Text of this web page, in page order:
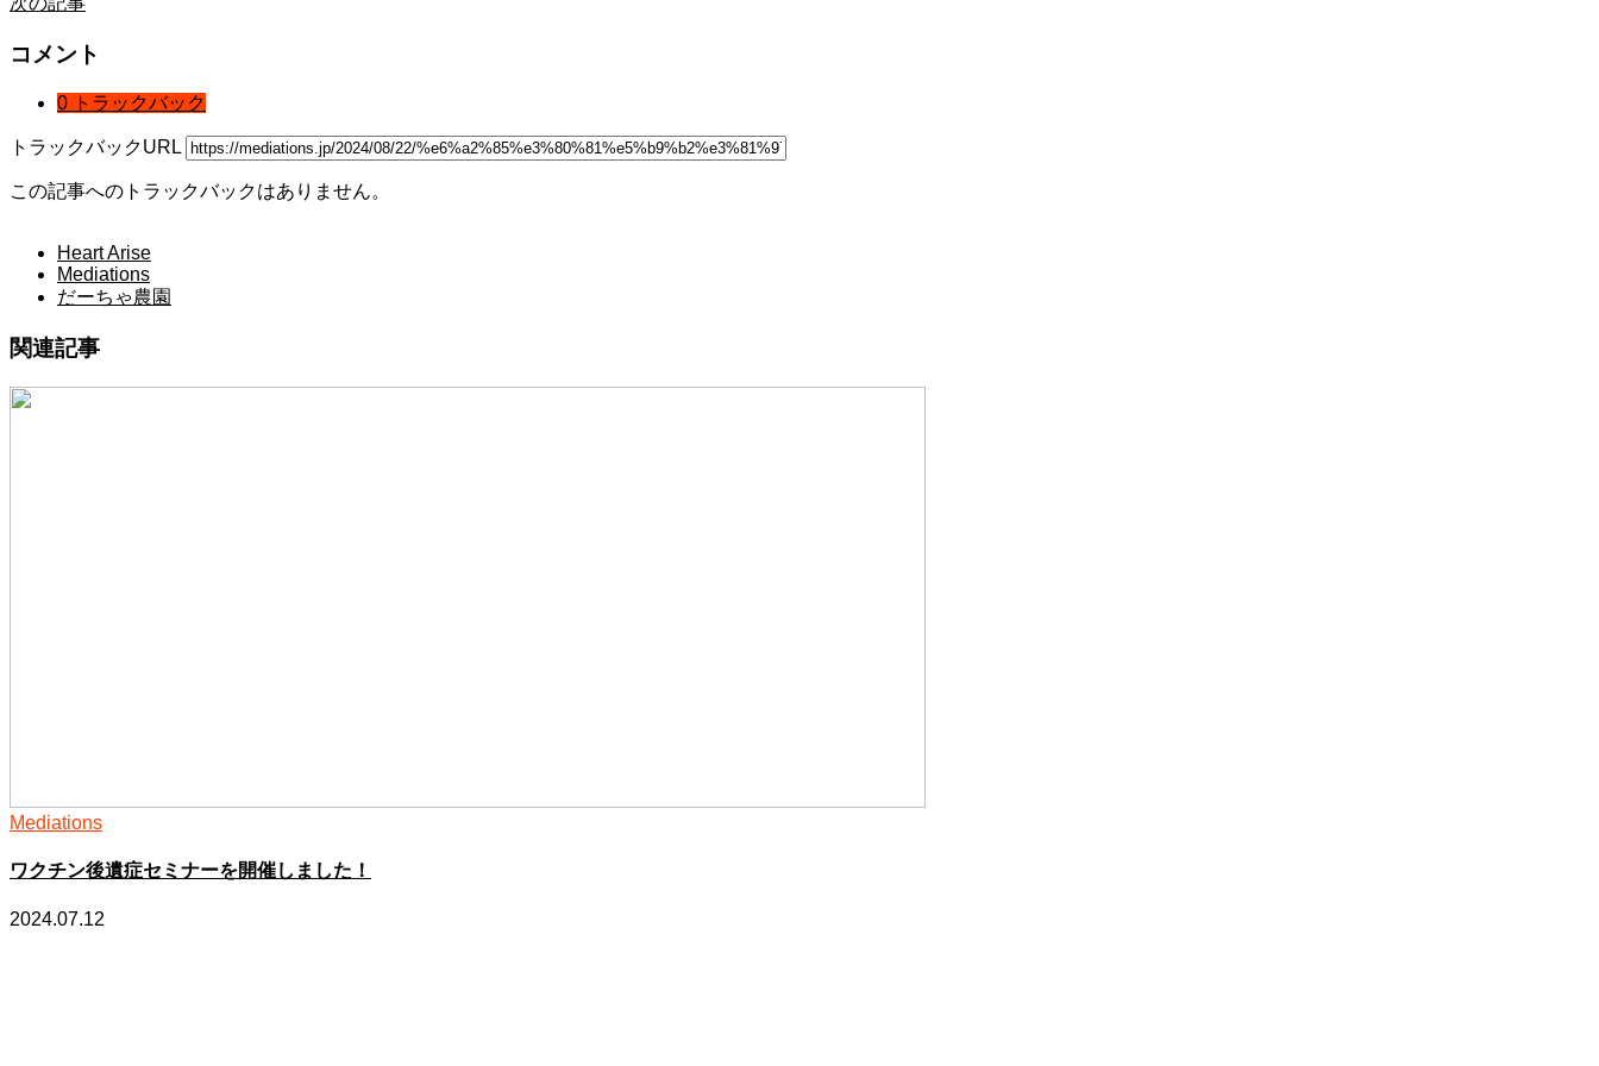
コメント
0 トラックバック
トラックバックURL
この記事へのトラックバックはありません。
Heart Arise
Mediations
だーちゃ農園
関連記事
Mediations
ワクチン後遺症セミナーを開催しました！
2024.07.12